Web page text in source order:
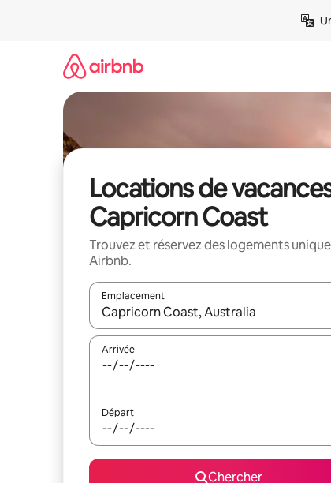
Locations de
Capricorn Coast
Trouvez et réservez des logements
Airbnb.
Emplacement
Quand les résultats sont affichés,
Arrivée
Départ
Chercher